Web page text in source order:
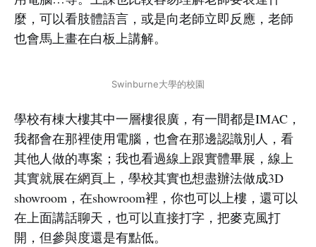
麼，可以看肢體語言，或是向老師立即反應，老師
也會馬上畫在白板上講解。
Swinburne大學的校園
學校有棟大樓其中一層樓很廣，有一間都是IMAC，
我都會在那裡使用電腦，也會在那邊認識別人，看
其他人做的專案；我也看過線上跟實體畢展，線上
其實就展在網頁上，學校其實也想盡辦法做成3D
showroom，在showroom裡，你也可以上樓，還可以
在上面講話聊天，也可以直接打字，把麥克風打
開，但參與度還是有點低。